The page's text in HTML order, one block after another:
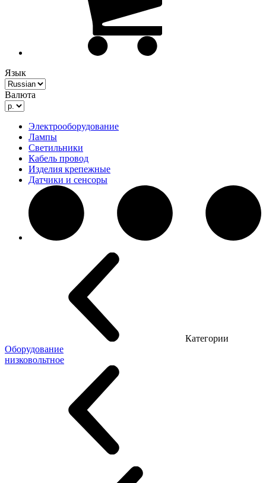
Язык
Валюта
Электрооборудование
Лампы
Светильники
Кабель провод
Изделия крепежные
Датчики и сенсоры
Категории
Оборудование
низковольтное